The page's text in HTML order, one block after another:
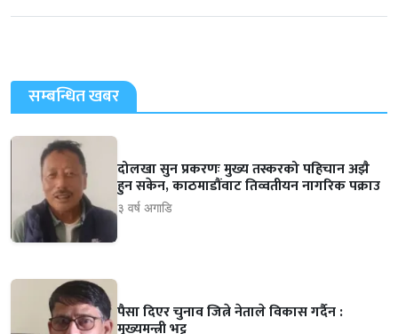
सम्बन्धित खबर
दोलखा सुन प्रकरणः मुख्य तस्करको पहिचान अझै
हुन सकेन, काठमाडौंवाट तिव्वतीयन नागरिक पक्राउ
३ वर्ष अगाडि
पैसा दिएर चुनाव जित्ने नेताले विकास गर्दैन :